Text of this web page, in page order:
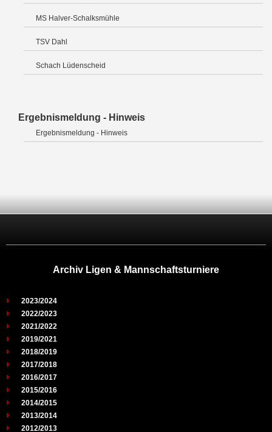
MS Halver-Schalksmühle
TSV Dahl
Schach Lüdenscheid
Ergebnismeldung - Hinweis
Ergebnismeldung - Hinweis
Archiv Ligen & Mannschaftsturniere
2023/2024
2022/2023
2021/2022
2019/2021
2018/2019
2017/2018
2016/2017
2015/2016
2014/2015
2013/2014
2012/2013